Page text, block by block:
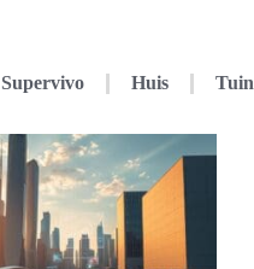
Supervivo Huis Tuin